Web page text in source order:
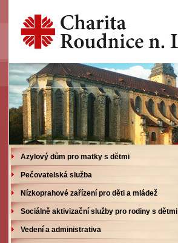
Azylový dům pro matky s dětmi
Pečovatelská služba
Nízkoprahové zařízení pro děti a mládež
Sociálně aktivizační služby pro rodiny s dětmi
Vedení a administrativa